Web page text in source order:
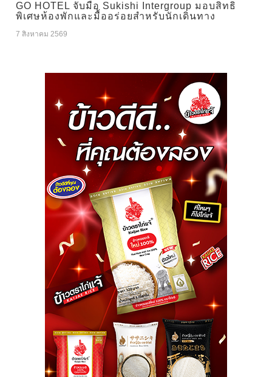
GO HOTEL จับมือ Sukishi Intergroup มอบสิทธิ
พิเศษห้องพักและมื้ออร่อยสำหรับนักเดินทาง
7 สิงหาคม 2569